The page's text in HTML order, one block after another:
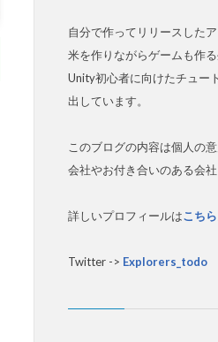
自分で作ってリリースした
米を作りながらゲームも作
Unity初心者に向けたチュー
出しています。
このブログの内容は個人の
会社やお付き合いのある会社
詳しいプロフィールはこちら
Twitter -> Explorers_todo